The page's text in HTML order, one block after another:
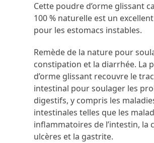
Cette poudre d’orme glissant
100 % naturelle est un
pour les estomacs instables.
Remède de la nature pour
constipation et la diarrhée. La
d’orme glissant recouvre le
intestinal pour soulager les
digestifs, y compris les
intestinales telles que les
inflammatoires de l’intestin, la
ulcères et la gastrite.